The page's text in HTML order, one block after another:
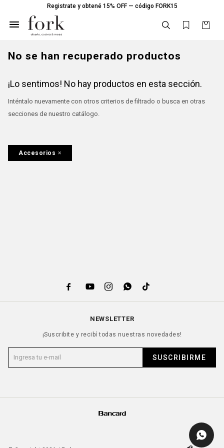
Registrate y obtené 15% OFF — código FORK15

No se han recuperado productos
¡Lo sentimos! No hay productos en esta sección.
Inténtalo nuevamente con otros criterios de filtrado o busca en otras
secciones de nuestro catálogo.
Accesorios
    
NEWSLETTER
¡Suscribite y recibí todas nuestras novedades!
SUSCRIBIRME